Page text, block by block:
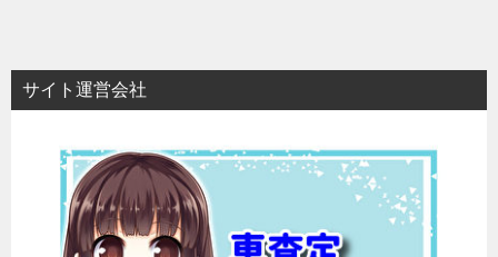
サイト運営会社